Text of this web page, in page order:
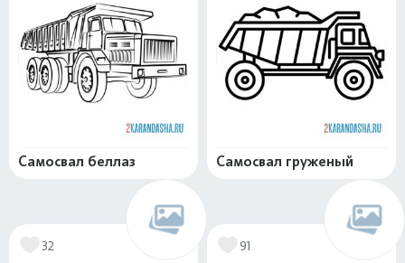
Самосвал беллаз Самосвал груженый
32 91